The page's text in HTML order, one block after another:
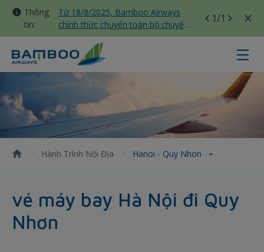
Thông
tin:
Từ 18/8/2025, Bamboo Airways
chính thức chuyển toàn bộ chuyến
bay nội địa sang nhà ga T3 Tân
Sơn Nhất
1/1
Hanoi - Quy Nhon - Bamboo
Hành Trình Nội Địa Hanoi - Quy Nhon
vé máy bay Hà Nội đi Quy
Nhơn